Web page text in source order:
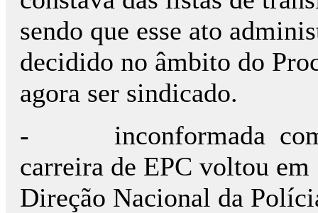
sendo que esse ato
decidido no âmbito do
agora ser sindicado.
- inconformada com a
carreira de EPC voltou em
Direção Nacional da